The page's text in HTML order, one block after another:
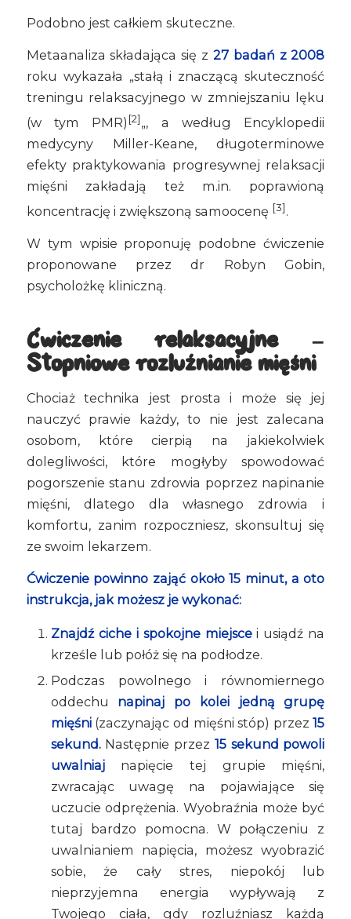
Podobno jest całkiem skuteczne.
Metaanaliza składająca się z 27 badań z 2008
roku wykazała „stałą i znaczącą skuteczność
treningu relaksacyjnego w zmniejszaniu lęku
(w tym PMR) [2]„, a według Encyklopedii
medycyny Miller-Keane, długoterminowe
efekty praktykowania progresywnej relaksacji
mięśni zakładają też m.in. poprawioną
koncentrację i zwiększoną samoocenę [3].
W tym wpisie proponuję podobne ćwiczenie
proponowane przez dr Robyn Gobin,
psycholożkę kliniczną.
Ćwiczenie relaksacyjne –
Stopniowe rozluźnianie mięśni
Chociaż technika jest prosta i może się jej
nauczyć prawie każdy, to nie jest zalecana
osobom, które cierpią na jakiekolwiek
dolegliwości, które mogłyby spowodować
pogorszenie stanu zdrowia poprzez napinanie
mięśni, dlatego dla własnego zdrowia i
komfortu, zanim rozpoczniesz, skonsultuj się
ze swoim lekarzem.
Ćwiczenie powinno zająć około 15 minut, a oto
instrukcja, jak możesz je wykonać:
Znajdź ciche i spokojne miejscei usiądź na
krześle lub połóż się na podłodze.
Podczas powolnego i równomiernego
oddechu napinaj po kolei jedną grupę
mięśni (zaczynając od mięśni stóp) przez15
sekund.Następnie przez 15 sekund powoli
uwalniaj napięcie tej grupie mięśni,
zwracając uwagę na pojawiające się
uczucie odprężenia. Wyobraźnia może być
tutaj bardzo pomocna. W połączeniu z
uwalnianiem napięcia, możesz wyobrazić
sobie, że cały stres, niepokój lub
nieprzyjemna energia wypływają z
Twojego ciała, gdy rozluźniasz każdą